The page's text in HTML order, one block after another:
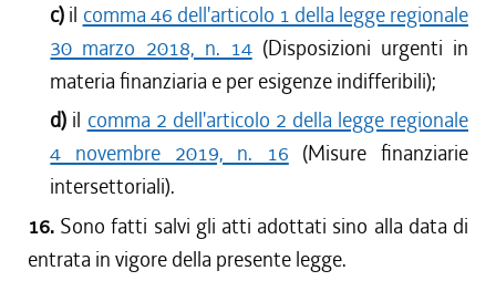
c) il comma 46 dell'articolo 1 della legge regionale
30 marzo 2018, n. 14(Disposizioni urgenti in
materia finanziaria e per esigenze indifferibili);
d) il comma 2 dell'articolo 2 della legge regionale
4 novembre 2019, n. 16 (Misure finanziarie
intersettoriali).
16. Sono fatti salvi gli atti adottati sino alla data di
entrata in vigore della presente legge.